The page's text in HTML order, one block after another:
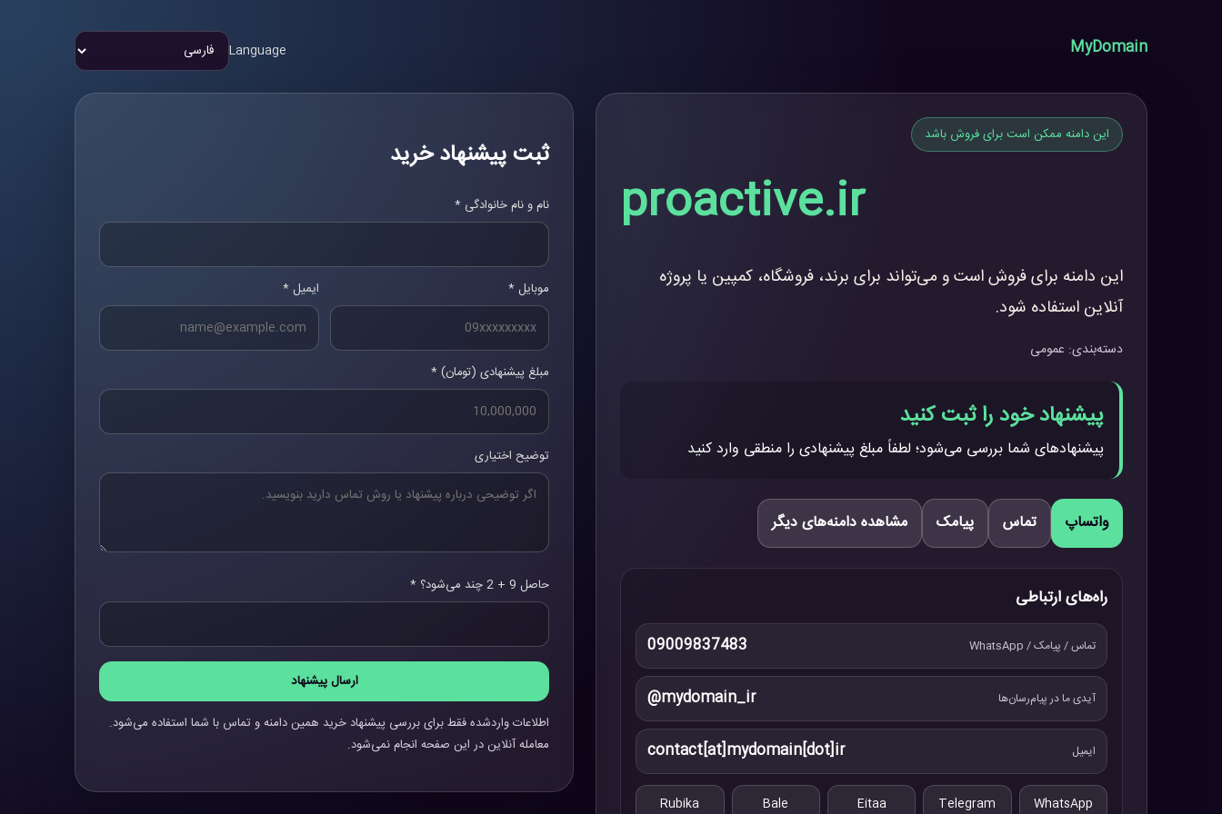
MyDomain
Language
این دامنه ممکن است برای فروش باشد
proactive.ir
این دامنه برای فروش است و می‌تواند برای برند، فروشگاه، کمپین یا پروژه
آنلاین استفاده شود.
دسته‌بندی: عمومی
پیشنهاد خود را ثبت کنید
پیشنهادهای شما بررسی می‌شود؛ لطفاً مبلغ پیشنهادی را منطقی وارد کنید
واتساپ تماس پیامک مشاهده دامنه‌های دیگر
راه‌های ارتباطی
تماس / پیامک / WhatsApp 09009837483
آیدی ما در پیام‌رسان‌ها @mydomain_ir
ایمیل contact[at]mydomain[dot]ir
WhatsApp
Telegram
Eitaa
Bale
Rubika
ثبت پیشنهاد خرید
نام و نام خانوادگی *
موبایل * ایمیل *
مبلغ پیشنهادی (تومان) *
توضیح اختیاری
حاصل 9 + 2 چند می‌شود؟ *
ارسال پیشنهاد
اطلاعات واردشده فقط برای بررسی پیشنهاد خرید همین دامنه و تماس با شما استفاده می‌شود.
معامله آنلاین در این صفحه انجام نمی‌شود.